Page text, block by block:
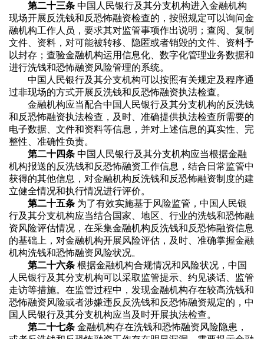
第二十三条 中国人民银行及其分支机构进入金融机构
现场开展反洗钱和反恐怖融资检查的，按照规定可以询问金
融机构工作人员，要求其对监管事项作出说明；查阅、复制
文件、资料，对可能被转移、隐匿或者销毁的文件、资料予
以封存；查验金融机构运用信息化、数字化管理业务数据和
进行洗钱和恐怖融资风险管理的系统。
中国人民银行及其分支机构可以按照有关规定及程序通
过非现场的方式开展反洗钱和反恐怖融资执法检查。
金融机构应当配合中国人民银行及其分支机构的反洗钱
和反恐怖融资执法检查，及时、准确提供执法检查所需要的
电子数据、文件和资料等信息，并对上述信息的真实性、完
整性、准确性负责。
第二十四条 中国人民银行及其分支机构应当根据金融
机构报送的反洗钱和反恐怖融资工作信息，结合日常监管中
获得的其他信息，对金融机构反洗钱和反恐怖融资制度的建
立健全情况和执行情况进行评价。
第二十五条 为了有效实施基于风险监管，中国人民银
行及其分支机构应当结合国家、地区、行业的洗钱和恐怖融
资风险评估情况，在采集金融机构反洗钱和反恐怖融资信息
的基础上，对金融机构开展风险评估，及时、准确掌握金融
机构洗钱和恐怖融资风险状况。
第二十六条 根据金融机构合规情况和风险状况，中国
人民银行及其分支机构可以采取监管提示、约见谈话、监管
走访等措施。在监管过程中，发现金融机构存在较高洗钱和
恐怖融资风险或者涉嫌违反反洗钱和反恐怖融资规定的，中
国人民银行及其分支机构应当及时开展执法检查。
第二十七条 金融机构存在洗钱和恐怖融资风险隐患，